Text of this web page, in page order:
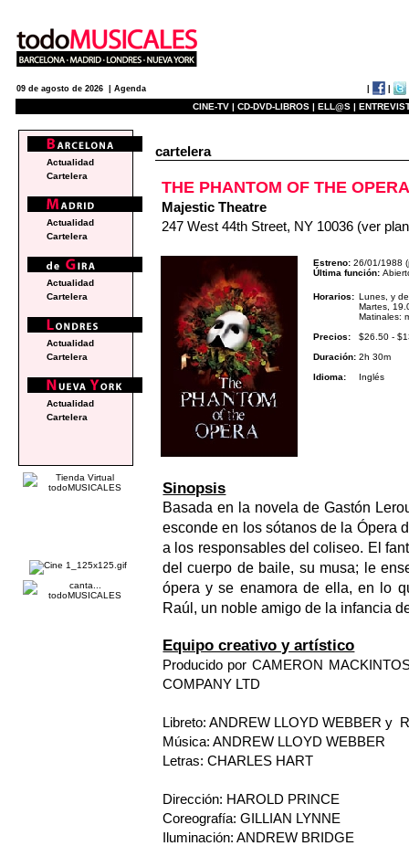
09 de agosto de 2026 | Agenda
CINE-TV | CD-DVD-LIBROS | ELL@S |
cartelera
THE PHANTOM OF THE OPERA
Majestic Theatre
247 West 44th Street, NY 10036 (ver
Estreno: 26/01/1988
Última función:
Horarios: Lunes, y
Martes,
Matinales:
Precios:
$26.50 -
Duración: 2h 30m
Idioma:
Inglés
Sinopsis
Basada en la novela de Gastón
esconde en los sótanos de la Ópera
a los responsables del coliseo. El
del cuerpo de baile, su musa; le
ópera y se enamora de ella, en lo
Raúl, un noble amigo de la infancia
Equipo creativo y artístico
Producido por CAMERON
COMPANY LTD
Libreto: ANDREW LLOYD WEBBER y
Música: ANDREW LLOYD WEBBER
Letras: CHARLES HART
Dirección: HAROLD PRINCE
Coreografía: GILLIAN LYNNE
Iluminación: ANDREW BRIDGE
Actualidad
Cartelera
Actualidad
Cartelera
Actualidad
Cartelera
Actualidad
Cartelera
Actualidad
Cartelera